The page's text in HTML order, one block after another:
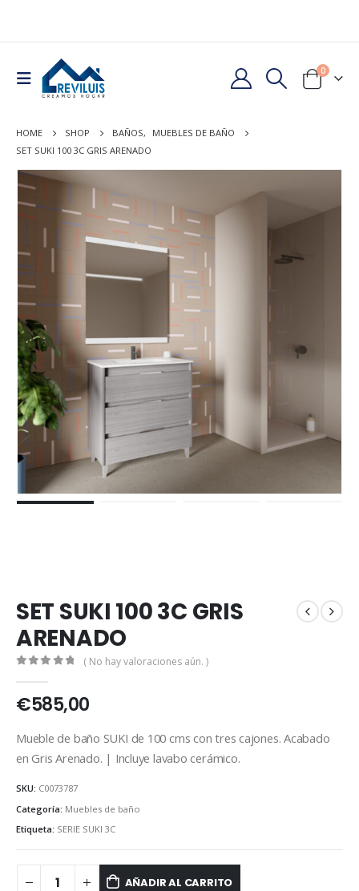
0
HOME SHOP BAÑOS,
MUEBLES DE BAÑO
SET SUKI 100 3C GRIS ARENADO
SET SUKI 100 3C GRIS
ARENADO
( No hay valoraciones aún. )
€585,00
Mueble de baño SUKI de 100 cms con tres cajones. Acabado
en Gris Arenado. | Incluye lavabo cerámico.
SKU: C0073787
Categoría: Muebles de baño
Etiqueta: SERIE SUKI 3C
AÑADIR AL CARRITO